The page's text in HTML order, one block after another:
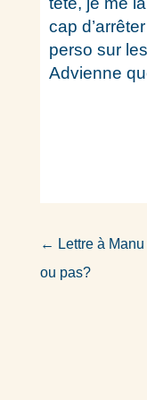
cap
perso sur
Advienne
← Lettre à
ou pas?